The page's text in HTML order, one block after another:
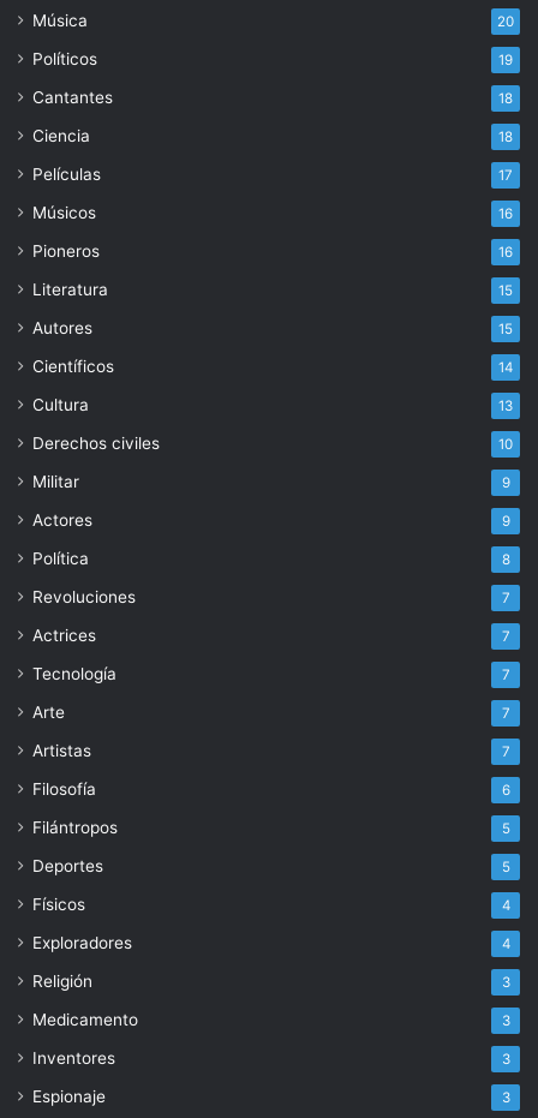
Música 20
Políticos 19
Cantantes 18
Ciencia 18
Películas 17
Músicos 16
Pioneros 16
Literatura 15
Autores 15
Científicos 14
Cultura 13
Derechos civiles 10
Militar 9
Actores 9
Política 8
Revoluciones 7
Actrices 7
Tecnología 7
Arte 7
Artistas 7
Filosofía 6
Filántropos 5
Deportes 5
Físicos 4
Exploradores 4
Religión 3
Medicamento 3
Inventores 3
Espionaje 3